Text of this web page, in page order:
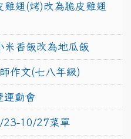
翅(烤)改為脆皮雞翅
香飯改為地瓜飯
作文(七八年級)
運動會
23-10/27菜單